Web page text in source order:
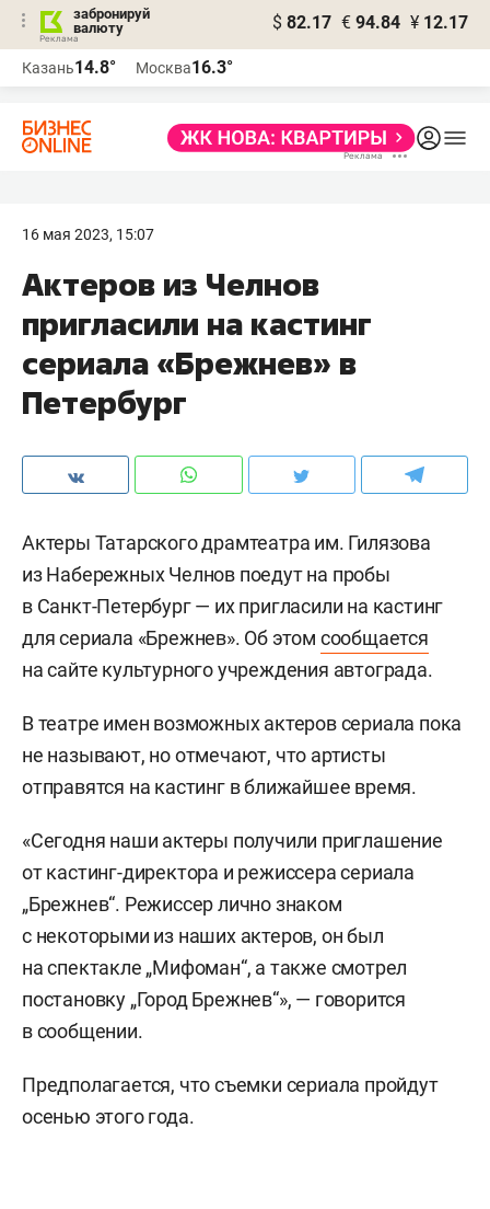
забронируй
валюту
$ 82.17 € 94.84 ¥ 12.17
Казань14.8° Москва16.3°
16 мая 2023, 15:07
Актеров из Челнов
пригласили на кастинг
сериала «Брежнев» в
Петербург
Актеры Татарского драмтеатра им. Гилязова
из Набережных Челнов поедут на пробы
в Санкт-Петербург — их пригласили на кастинг
для сериала «Брежнев». Об этом сообщается
на сайте культурного учреждения автограда.
В театре имен возможных актеров сериала пока
не называют, но отмечают, что артисты
отправятся на кастинг в ближайшее время.
«Сегодня наши актеры получили приглашение
от кастинг-директора и режиссера сериала
„Брежнев“. Режиссер лично знаком
с некоторыми из наших актеров, он был
на спектакле „Мифоман“, а также смотрел
постановку „Город Брежнев“», — говорится
в сообщении.
Предполагается, что съемки сериала пройдут
осенью этого года.